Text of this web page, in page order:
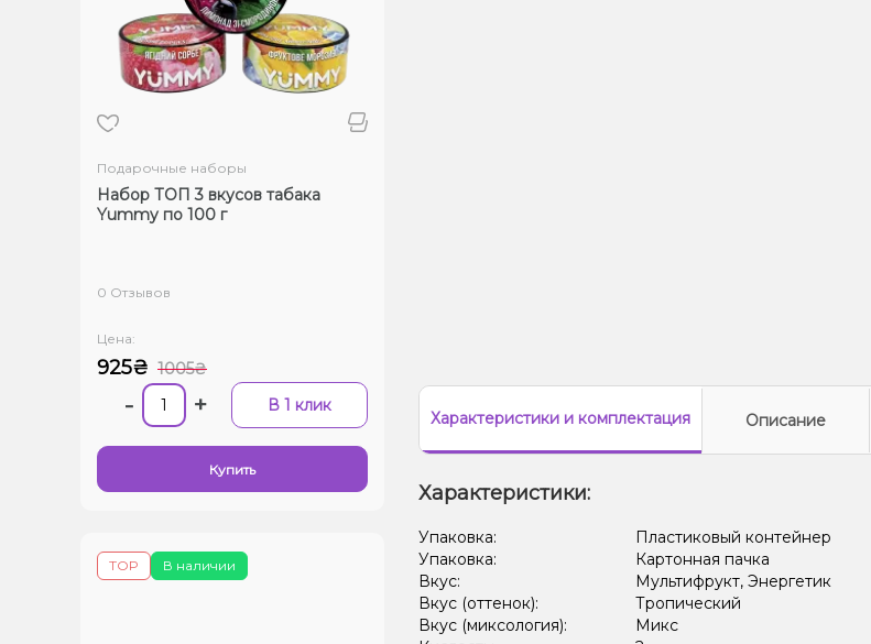
Подарочные наборы
Набор ТОП 3 вкусов табака
Yummy по 100 г
0 Отзывов
Цена:
925₴ 1005₴
- + В 1 клик
Купить
В наличии
TOP
Характеристикии комплектация Описание
Характеристики:
Упаковка:
Пластиковый контейнер
Упаковка:
Картонная пачка
Вкус:
Мультифрукт, Энергетик
Вкус (оттенок):
Тропический
Вкус (миксология):
Микс